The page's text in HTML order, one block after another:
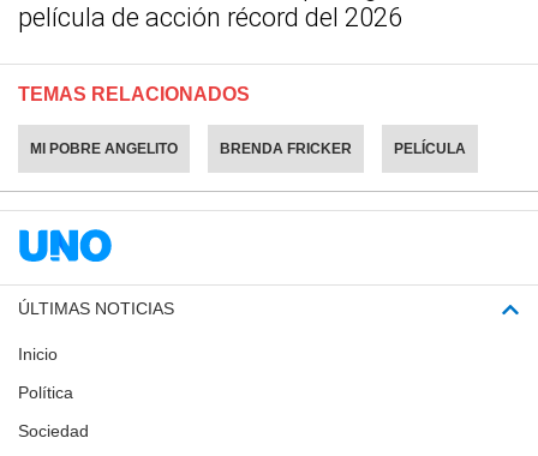
película de acción récord del 2026
TEMAS RELACIONADOS
MI POBRE ANGELITO BRENDA FRICKER PELÍCULA
ÚLTIMAS NOTICIAS
Inicio
Política
Sociedad